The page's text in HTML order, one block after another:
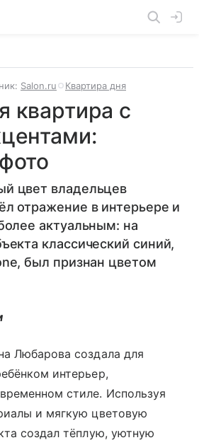
Salon.ru Квартира дня
квартира с
цвет владельцев
отражение в интерьере и
актуальным: на
классический синий,
был признан цветом
Любарова создала для
интерьер,
стиле. Используя
и мягкую цветовую
создал тёплую, уютную